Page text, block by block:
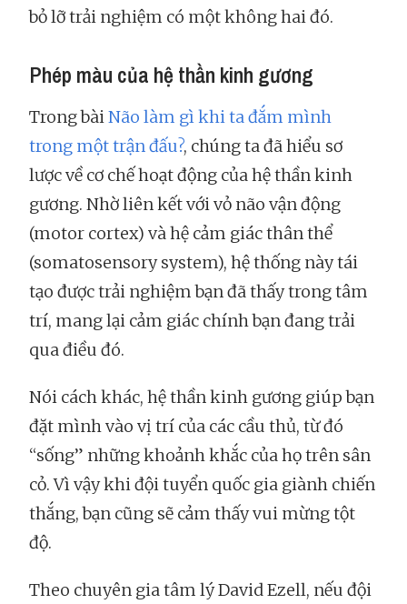
bỏ lỡ trải nghiệm có một không hai đó.
Phép màu của hệ thần kinh gương
Trong bàiNão làm gì khi ta đắm mình
trong một trận đấu?, chúng ta đã hiểu sơ
lược về cơ chế hoạt động của hệ thần kinh
gương. Nhờ liên kết với vỏ não vận động
(motor cortex) và hệ cảm giác thân thể
(somatosensory system), hệ thống này tái
tạo được trải nghiệm bạn đã thấy trong tâm
trí, mang lại cảm giác chính bạn đang trải
qua điều đó.
Nói cách khác, hệ thần kinh gương giúp bạn
đặt mình vào vị trí của các cầu thủ, từ đó
“sống” những khoảnh khắc của họ trên sân
cỏ. Vì vậy khi đội tuyển quốc gia giành chiến
thắng, bạn cũng sẽ cảm thấy vui mừng tột
độ.
Theo chuyên gia tâm lý David Ezell, nếu đội